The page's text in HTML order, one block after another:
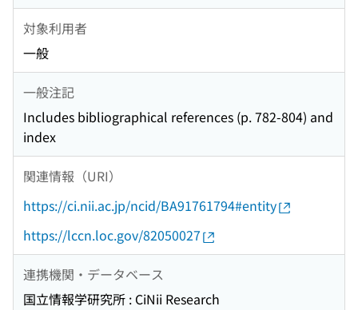
対象利用者
一般
一般注記
Includes bibliographical references (p. 782-804) and
index
関連情報（URI）
https://ci.nii.ac.jp/ncid/BA91761794#entity
https://lccn.loc.gov/82050027
連携機関・データベース
国立情報学研究所 : CiNii Research